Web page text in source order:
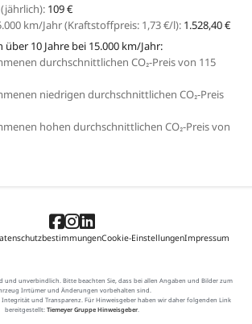
109 €
km/Jahr (Kraftstoffpreis: 1,73€/l): 1.528,40 €
über 10 Jahre bei 15.000 km/Jahr:
durchschnittlichen CO₂-Preis von 115
niedrigen durchschnittlichen CO₂-Preis
hohen durchschnittlichen CO₂-Preis von
Cookie-EinstellungenImpressum
und unverbindlich. Bitte beachten Sie, dass bei allen Angaben und Bilder zum
Irrtümer und Änderungen vorbehalten sind.
Integrität und Transparenz. Für Hinweisgeber haben wir daher folgenden Link
bereitgestellt: Tiemeyer Gruppe Hinweisgeber.